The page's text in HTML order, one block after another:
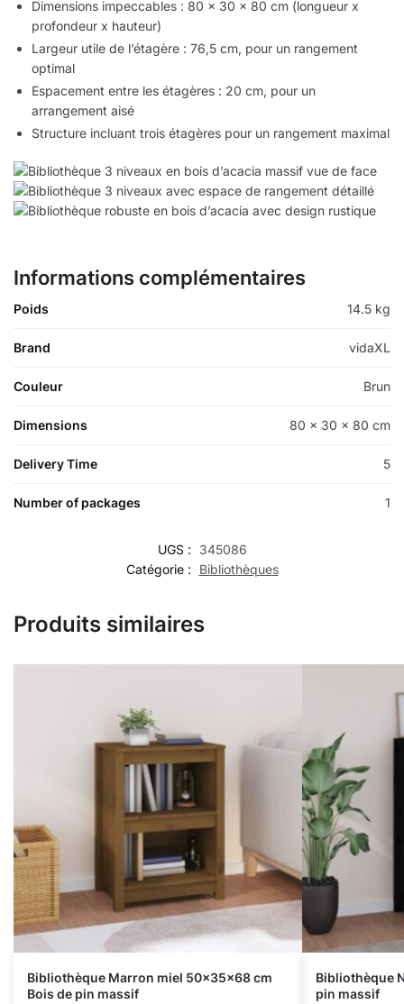
Dimensions impeccables : 80 x 30 x 80 cm (longueur x
profondeur x hauteur)
Largeur utile de l’étagère : 76,5 cm, pour un rangement
optimal
Espacement entre les étagères : 20 cm, pour un
arrangement aisé
Structure incluant trois étagères pour un rangement maximal
Informations complémentaires
Poids 14.5 kg
Brand vidaXL
Couleur Brun
Dimensions 80 x 30 x 80 cm
Delivery Time 5
Number of packages 1
UGS :
345086
Catégorie :
Bibliothèques
Produits similaires
Bibliothèque Marron miel 50x35x68 cm
Bois de pin massif
Bibliothèque
pin massif